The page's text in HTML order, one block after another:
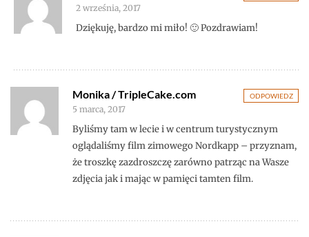
2 września, 2017
Dziękuję, bardzo mi miło! 🙂 Pozdrawiam!
ODPOWIEDZ
Monika / TripleCake.com
5 marca, 2017
Byliśmy tam w lecie i w centrum turystycznym
oglądaliśmy film zimowego Nordkapp – przyznam,
że troszkę zazdroszczę zarówno patrząc na Wasze
zdjęcia jak i mając w pamięci tamten film.